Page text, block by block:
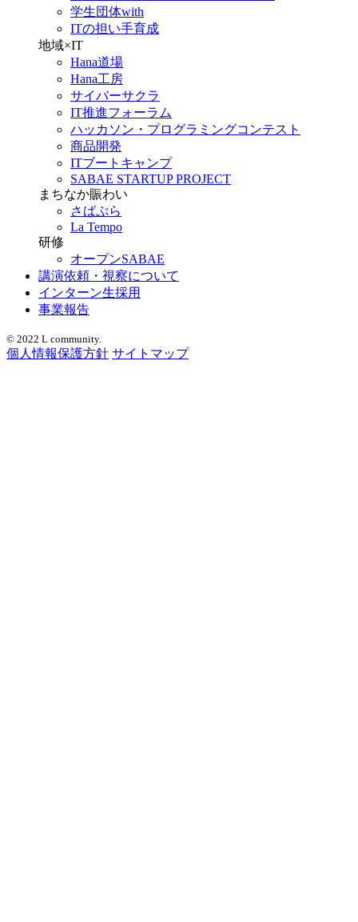
学生団体with
ITの担い手育成
地域×IT
Hana道場
Hana工房
サイバーサクラ
IT推進フォーラム
ハッカソン・プログラミングコンテスト
商品開発
ITブートキャンプ
SABAE STARTUP PROJECT
まちなか賑わい
さばぷら
La Tempo
研修
オープンSABAE
講演依頼・視察について
インターン生採用
事業報告
© 2022 L community.
個人情報保護方針 サイトマップ